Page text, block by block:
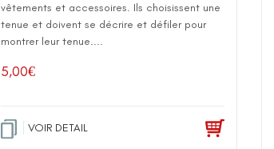
vêtements et accessoires. Ils choisissent une
tenue et doivent se décrire et défiler pour
montrer leur tenue....
5,00€
VOIR DETAIL